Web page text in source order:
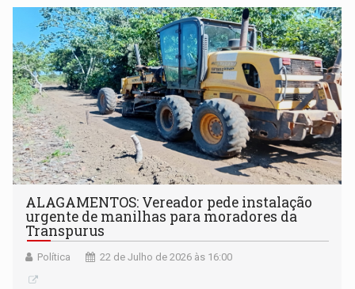
ALAGAMENTOS: Vereador pede instalação
urgente de manilhas para moradores da
Transpurus
Política 22 de Julho de 2026 às 16:00